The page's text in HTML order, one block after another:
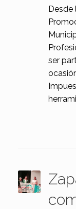
Desde
ser